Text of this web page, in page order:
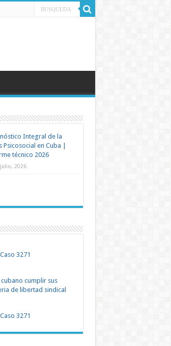
Integral de la
Psicosocial en Cuba |
técnico 2026
2026
3271
cumplir sus
de libertad sindical
3271